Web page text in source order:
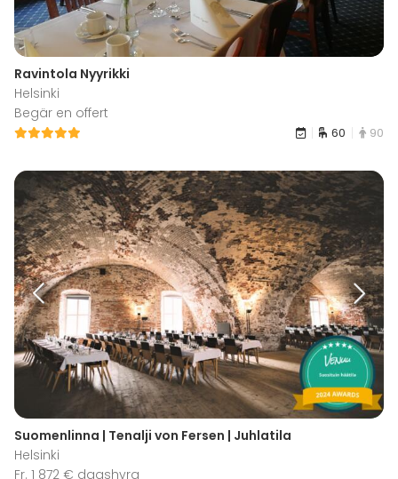
Ravintola Nyyrikki
Helsinki
Begär en offert
60 90
Suomenlinna | Tenalji von Fersen | Juhlatila
Helsinki
Fr. 1 872 € dagshyra